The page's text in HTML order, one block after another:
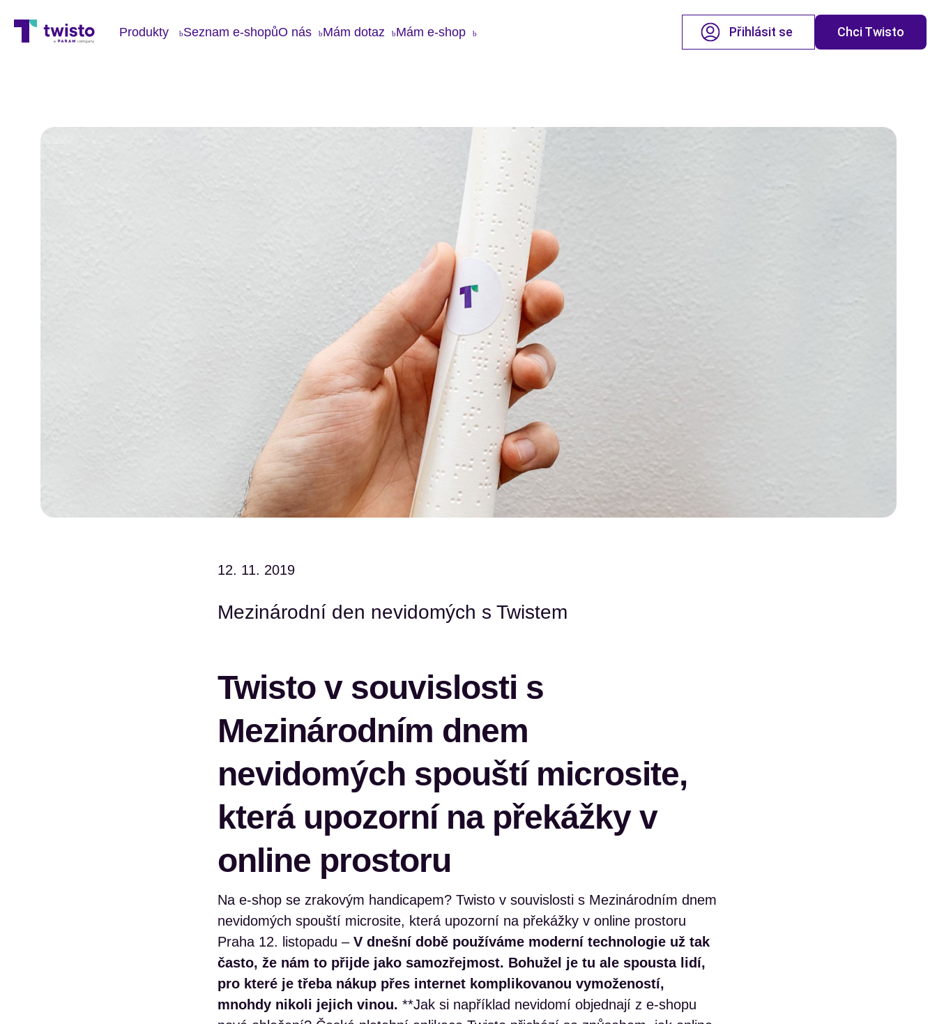
Produkty Seznam e-shopůO nás Mám dotaz Mám e-shop Přihlásit se Chci Twisto
12. 11. 2019
Mezinárodní den nevidomých s Twistem
Twisto v souvislosti s
Mezinárodním dnem
nevidomých spouští microsite,
která upozorní na překážky v
online prostoru
Na e-shop se zrakovým handicapem? Twisto v souvislosti s Mezinárodním dnem
nevidomých spouští microsite, která upozorní na překážky v online prostoru
Praha 12. listopadu – V dnešní době používáme moderní technologie už tak
často, že nám to přijde jako samozřejmost. Bohužel je tu ale spousta lidí,
pro které je třeba nákup přes internet komplikovanou vymožeností,
mnohdy nikoli jejich vinou. **Jak si například nevidomí objednají z e-shopu